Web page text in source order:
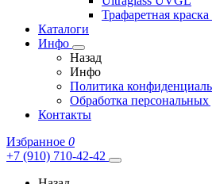
Трафаретная
Каталоги
Инфо
Назад
Инфо
Политика
Обработка
Контакты
Избранное 0
+7 (910) 710-42-42